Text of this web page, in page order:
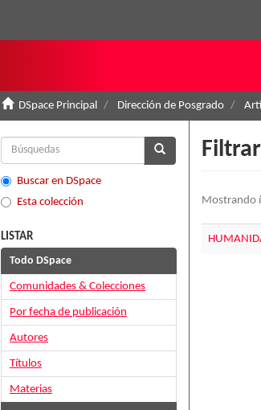
DSpace Principal Dirección de Posgrado
Mostrando
Buscar en DSpace
Esta colección
LISTAR
Todo DSpace
Comunidades & Colecciones
Por fecha de publicación
Autores
Títulos
Materias